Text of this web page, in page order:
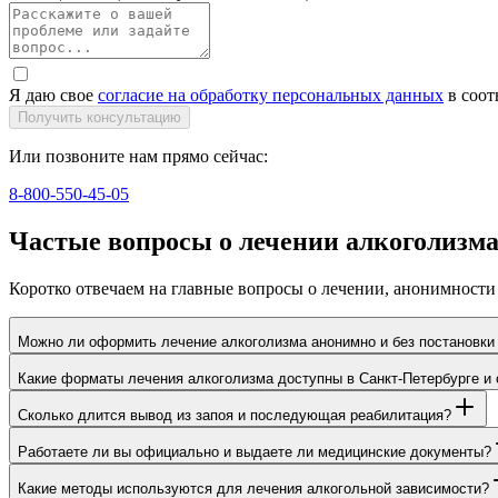
Я даю свое согласие на обработку персональных данных в
Получить консультацию
Или позвоните нам прямо сейчас:
8-800-550-45-05
Частые вопросы о лечении алкоголизма
Коротко отвечаем на главные вопросы о лечении,
Можно ли оформить лечение алкоголизма анонимно и без постановки
Какие форматы лечения алкоголизма доступны в Санкт-Петербурге и
Сколько длится вывод из запоя и последующая реабилитация?
Работаете ли вы официально и выдаете ли медицинские документы?
Какие методы используются для лечения алкогольной зависимости?